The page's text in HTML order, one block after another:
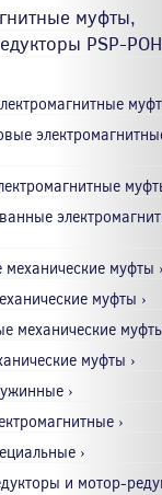
муфты,
PSP-
муфты ›
муфты ›
механические
муфты ›
›
›
›
и мотор-